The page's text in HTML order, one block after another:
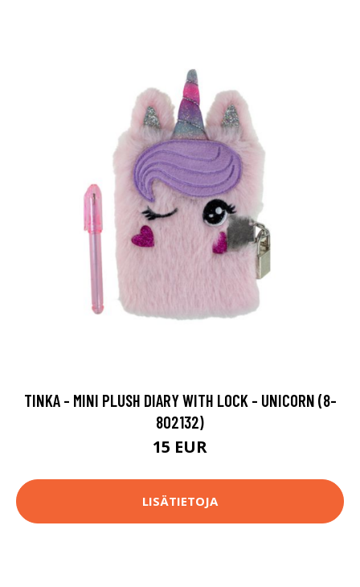
TINKA - MINI PLUSH DIARY WITH LOCK - UNICORN (8-
802132)
15 EUR
LISÄTIETOJA